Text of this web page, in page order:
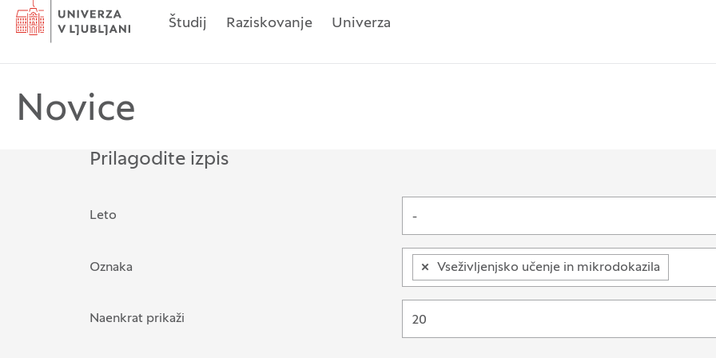
Domov
Študij Raziskovanje Univerza
Novice
Prilagodite izpis
Možnost filtriranja zapisov
Leto -
Oznaka × Vseživljenjsko učenje in mikrodokazila
Naenkrat prikaži 20